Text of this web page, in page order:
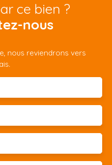
ce bien ?
nous
nous reviendrons vers